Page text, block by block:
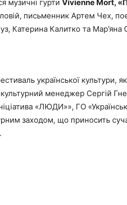
музичні гурти Vivienne Mort,
письменник Артем Чех,
Катерина Калитко та Мар’яна
української культури,
менеджер Сергій
«ЛЮДИ»», ГО
заходом, що приносить
.